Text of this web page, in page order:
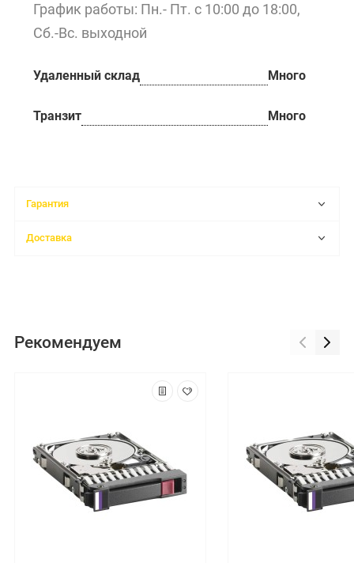
График работы: Пн.- Пт. с 10:00 до 18:00,
Сб.-Вс. выходной
Удаленный склад Много
Транзит Много
Гарантия
Доставка
Рекомендуем